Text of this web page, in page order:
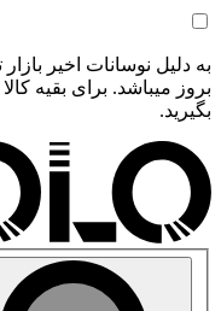
به دلیل نوسانات اخیر
بروز میباشد. برای بقیه
بگیرید.